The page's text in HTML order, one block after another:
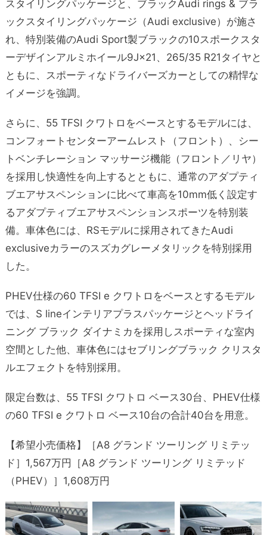
スタイリングパッケージと、ブラックAudi rings & ブラ
ックスタイリングパッケージ（Audi exclusive）が施さ
れ、特別装備のAudi Sport製ブラックの10スポークスタ
ーデザインアルミホイール9J×21、265/35 R21タイヤと
ともに、スポーティなドライバーズカーとしての精悍な
イメージを強調。
さらに、55 TFSI クワトロをベースとするモデルには、
コンフォートセンターアームレスト（フロント）、シー
トベンチレーション マッサージ機能（フロント／リヤ）
を採用し快適性を向上するとともに、通常のアダプティ
ブエアサスペンションに比べて車高を10mm低く設定す
るアダプティブエアサスペンションスポーツを特別装
備。車体色には、RSモデルに採用されてきたAudi
exclusiveカラーのスズカグレーメタリックを特別採用
した。
PHEV仕様の60 TFSI e クワトロをベースとするモデル
では、S lineインテリアプラスパッケージとヘッドライ
ニング ブラック ダイナミカを採用しスポーティな室内
空間とした他、車体色にはセブリングブラック クリスタ
ルエフェクトを特別採用。
限定台数は、55 TFSI クワトロ ベース30台、PHEV仕様
の60 TFSI e クワトロ ベース10台の合計40台を用意。
【希望小売価格】［A8 グランド ツーリング リミテッ
ド］1,567万円［A8 グランド ツーリング リミテッド
（PHEV）］1,608万円